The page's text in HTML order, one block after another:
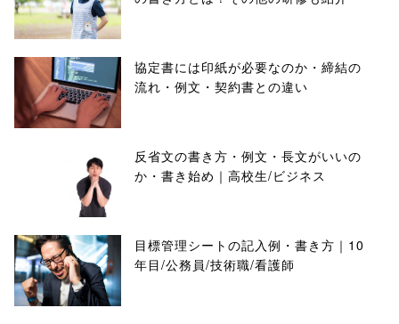
協定書には印紙が必要なのか・締結の
流れ・例文・契約書との違い
反省文の書き方・例文・長文がいいの
か・書き始め｜高校生/ビジネス
目標管理シートの記入例・書き方｜10
年目/公務員/技術職/看護師